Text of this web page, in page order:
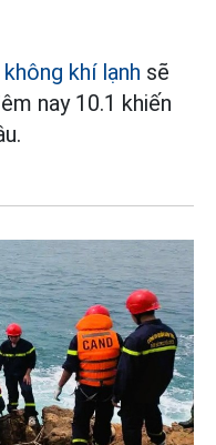
không khí lạnh sẽ
nay 10.1 khiến